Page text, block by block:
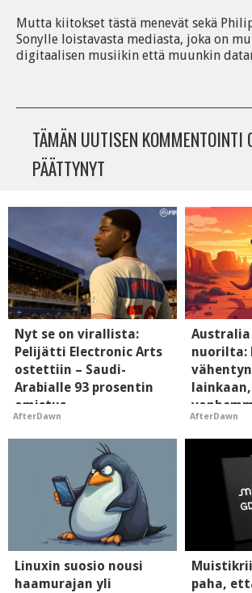
Mutta kiitokset tästä menevät sekä
Sonylle loistavasta mediasta, joka on
digitaalisen musiikin että muunkin
TÄMÄN UUTISEN KOMMENTOINTI
PÄÄTTYNYT
Nyt se on virallista:
Pelijätti Electronic Arts
ostettiin – Saudi-
Arabialle 93 prosentin
omistus
AfterDawn
Australia
nuorilta:
AfterDawn
Linuxin suosio nousi
haamurajan yli
paha,